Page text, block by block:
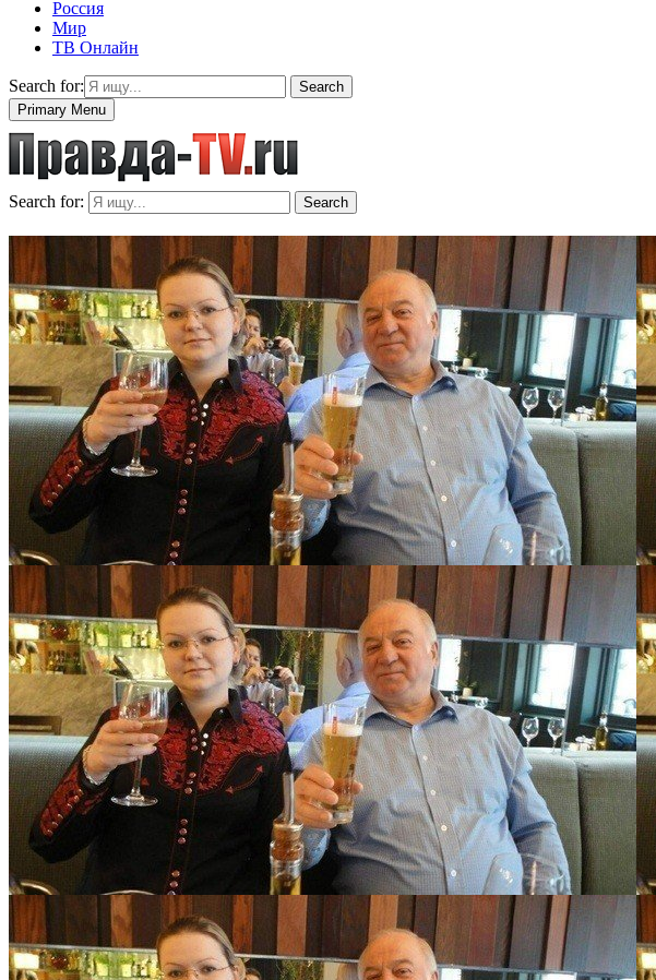
Россия
Мир
ТВ Онлайн
Search for:
Search
Primary Menu
Search for: Search